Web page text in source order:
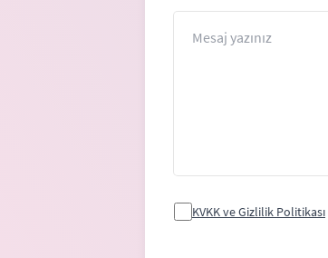
KVKK ve Gizlilik Politikası